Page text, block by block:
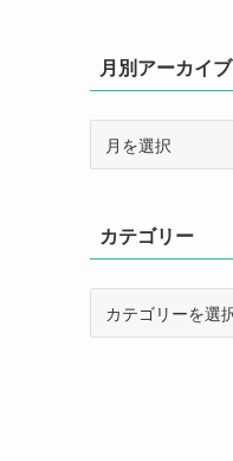
月別アーカイブ
カ
イ
ブ
カテゴリー